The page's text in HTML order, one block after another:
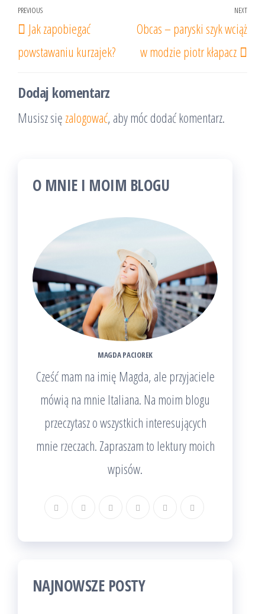
Nawigacja
wpisu
Previous
Post
PREVIOUS
Jak zapobiegać
powstawaniu kurzajek?
Post
NEXT
Obcas – paryski szyk wciąż
w modzie piotr kłapacz
Dodaj komentarz
Musisz się zalogować, aby móc dodać komentarz.
O MNIE I MOIM BLOGU
MAGDA PACIOREK
Cześć mam na imię Magda, ale przyjaciele
mówią na mnie Italiana. Na moim blogu
przeczytasz o wszystkich interesujących
mnie rzeczach. Zapraszam to lektury moich
wpisów.
NAJNOWSZE POSTY